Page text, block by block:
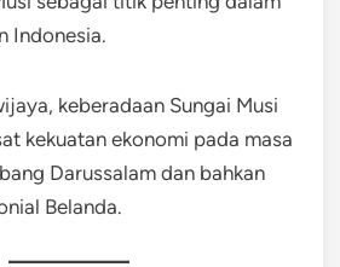
Indonesia.
keberadaan Sungai Musi
kekuatan ekonomi pada masa
Darussalam dan bahkan
Belanda.